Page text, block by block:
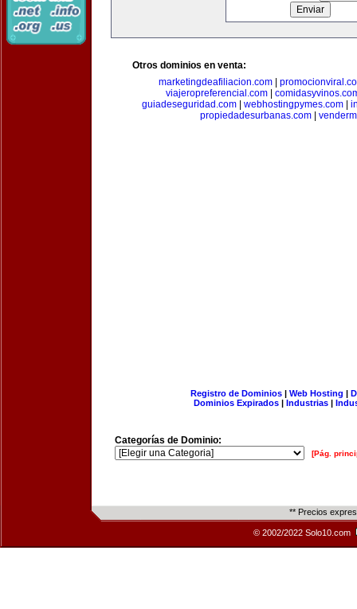
Otros dominios en venta:
marketingdeafiliacion.com|
viajeropreferencial.com
guiadeseguridad.com| webhostingpymes.com|
propiedadesurbanas.com
Registro de Dominios| Web Hosting |
Dominios Expirados | Industrias |
Categorías de Dominio:
[Pág.
** Precios
© 2002/2022 Solo10.com